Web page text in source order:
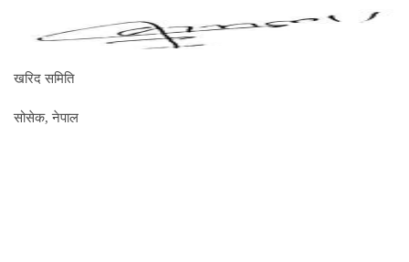
खरिद समिति
सोसेक,नेपाल